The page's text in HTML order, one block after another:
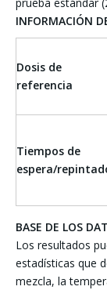
INFORMACIÓN
Dosis de
referencia
Tiempos de
espera/
BASE DE LOS
Los resultados
estadísticas que
mezcla, la